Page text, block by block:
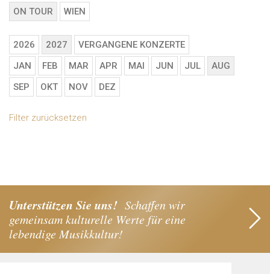
ON TOUR WIEN
2026 2027
VERGANGENE KONZERTE
JAN
FEB MAR APR MAI JUN JUL
AUG
SEP
OKT NOV DEZ
Filter zurücksetzen
Unterstützen Sie uns! Schaffen wir
gemeinsam kulturelle Werte für eine
lebendige Musikkultur!